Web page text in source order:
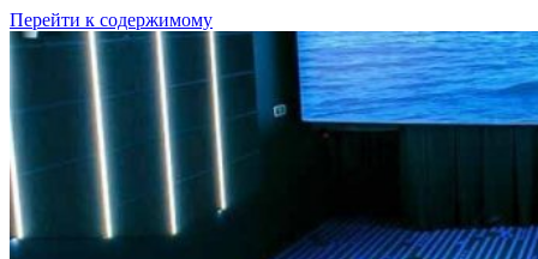
Перейти к содержимому